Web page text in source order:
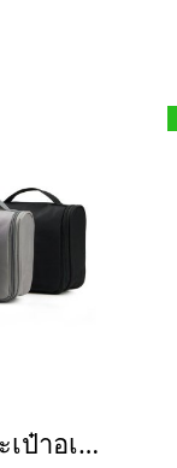
BAG-A-12 กระเป๋าอเนกประสงค์